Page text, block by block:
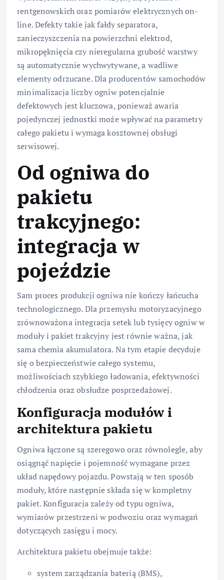
rentgenowskich oraz pomiarów elektrycznych on-
line. Defekty takie jak fałdy separatora,
zanieczyszczenia na powierzchni elektrod,
mikropęknięcia czy nieregularna grubość warstwy
są automatycznie wychwytywane, a wadliwe
elementy odrzucane. Dla producentów samochodów
minimalizacja liczby ogniw potencjalnie
defektowych jest kluczowa, ponieważ awaria
pojedynczej jednostki może wpływać na parametry
całego pakietu i wymaga kosztownej obsługi
serwisowej.
Od ogniwa do
pakietu
trakcyjnego:
integracja w
pojeździe
Sam proces produkcji ogniwa nie kończy łańcucha
technologicznego. Dla przemysłu motoryzacyjnego
zrównoważona integracja setek lub tysięcy ogniw w
moduły i pakiet trakcyjny jest równie ważna, jak
sama chemia akumulatora. Na tym etapie decyduje
się o bezpieczeństwie całego systemu,
możliwościach szybkiego ładowania, efektywności
chłodzenia oraz obsłudze posprzedażowej.
Konfiguracja modułów i
architektura pakietu
Ogniwa łączone są szeregowo oraz równolegle, aby
osiągnąć napięcie i pojemność wymagane przez
układ napędowy pojazdu. Powstają w ten sposób
moduły, które następnie składa się w kompletny
pakiet. Konfiguracja zależy od typu ogniwa,
wymiarów przestrzeni w podwoziu oraz wymagań
dotyczących zasięgu i mocy.
Architektura pakietu obejmuje także:
system zarządzania baterią (BMS),